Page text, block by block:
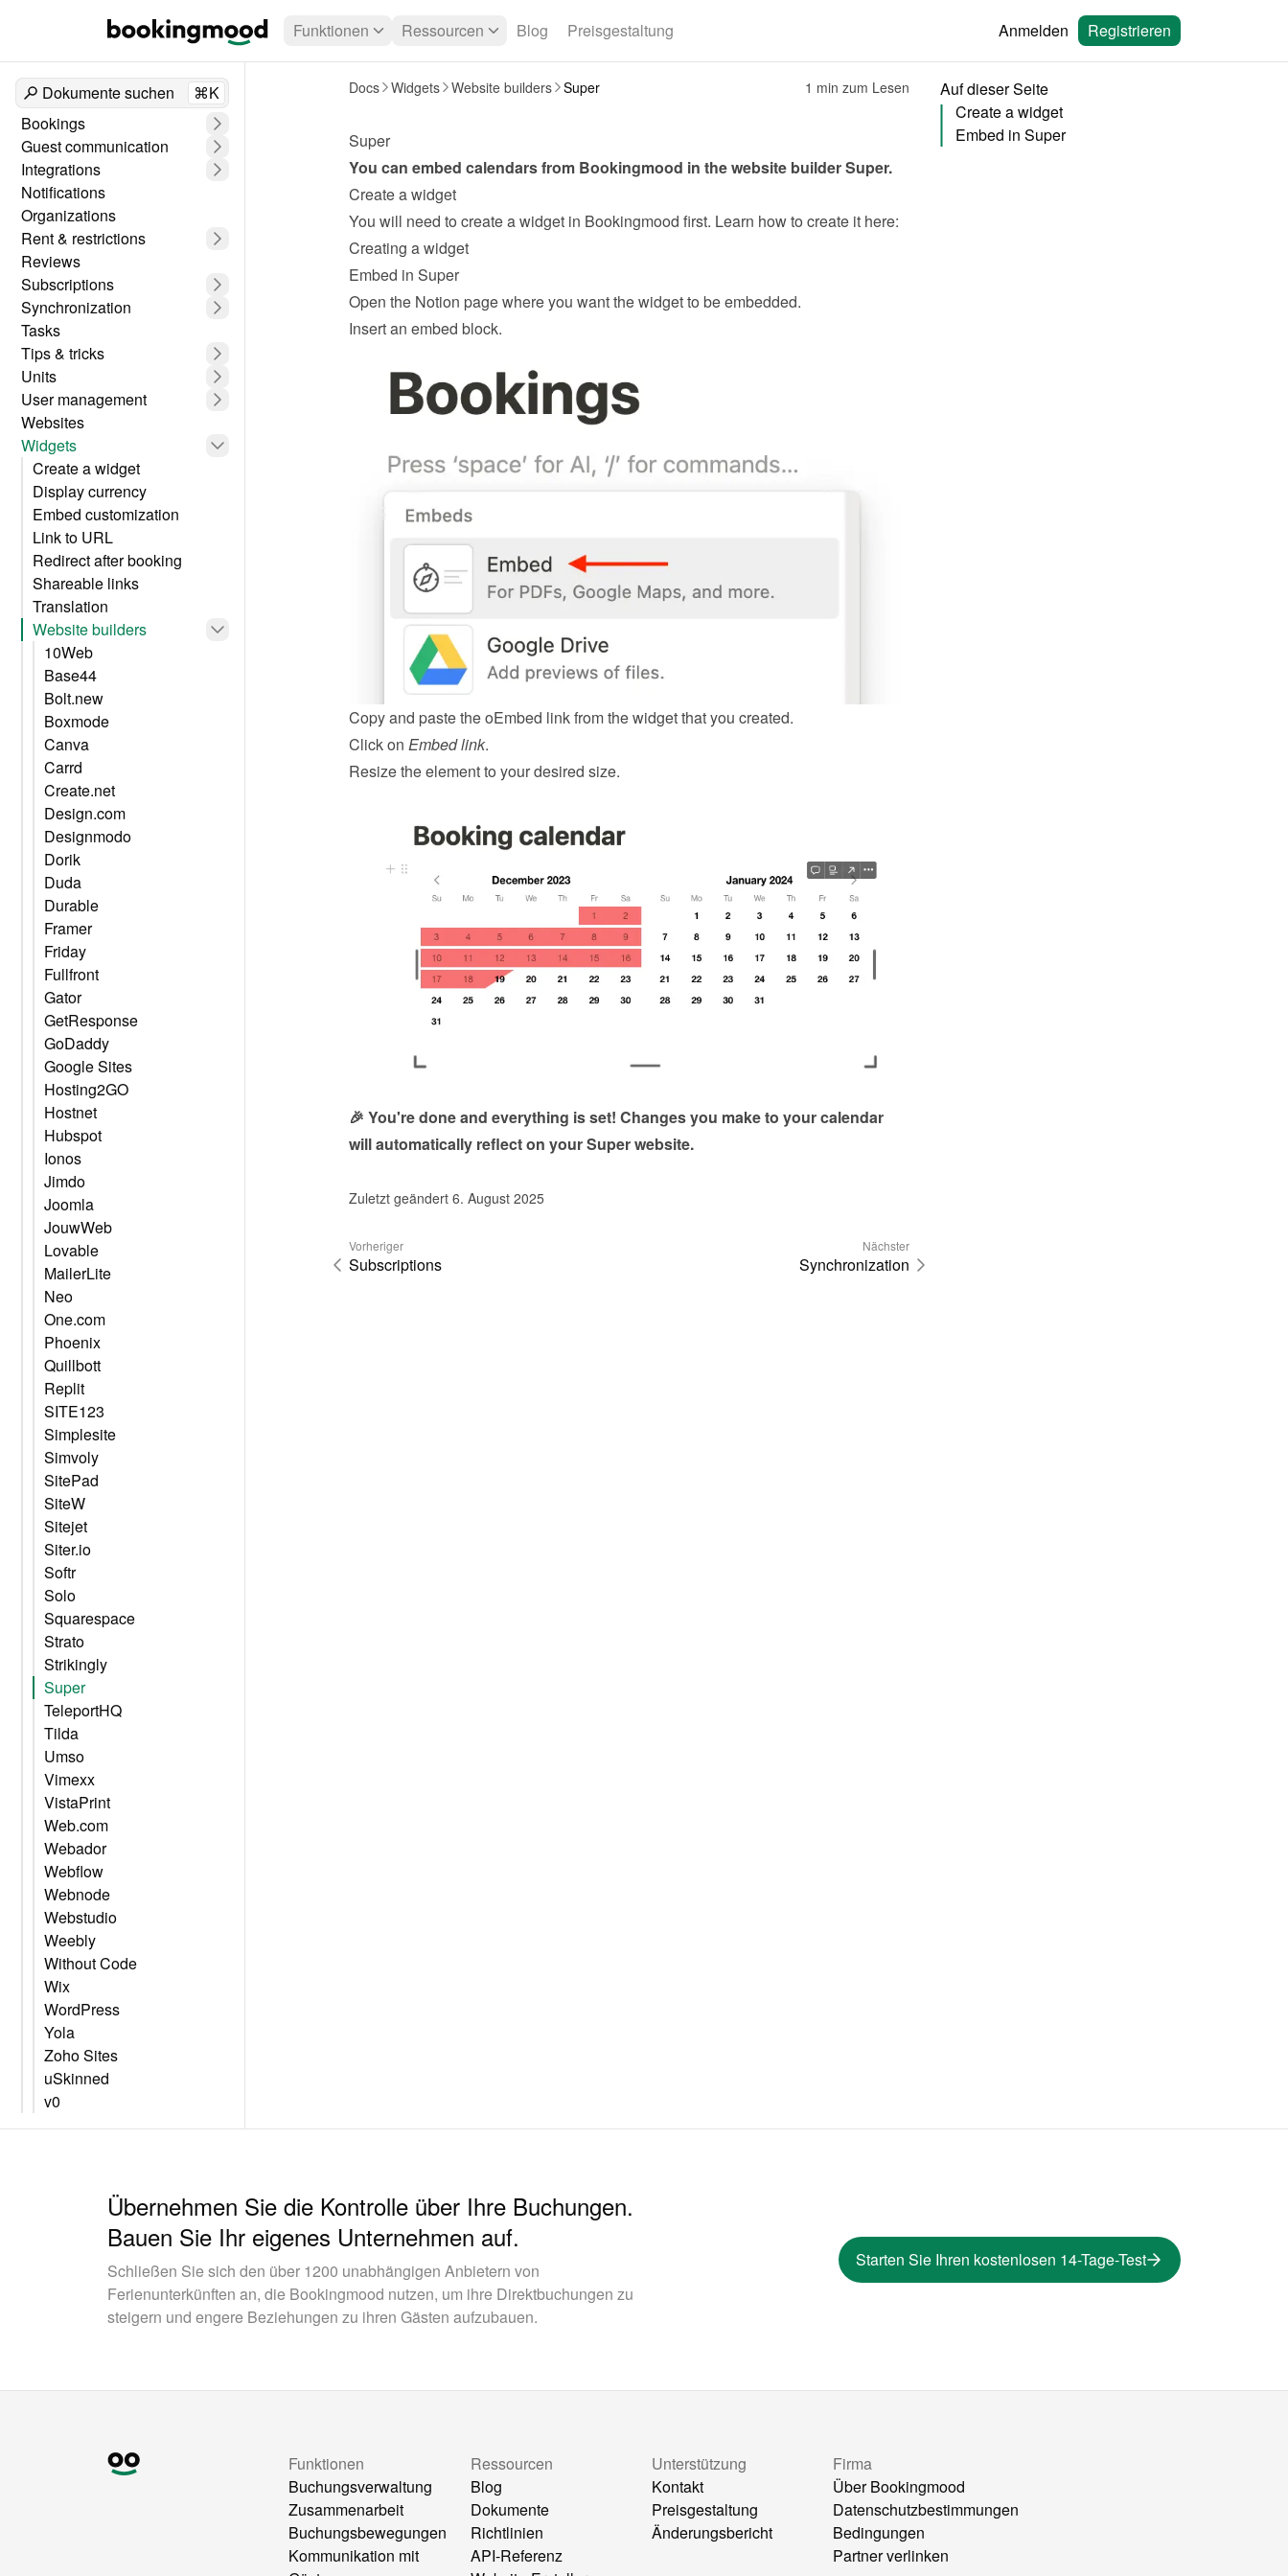
Funktionen Ressourcen Blog Preisgestaltung Anmelden Registrieren
Dokumente suchen
⌘K
Bookings
Guest communication
Integrations
Notifications
Organizations
Rent & restrictions
Reviews
Subscriptions
Synchronization
Tasks
Tips & tricks
Units
User management
Websites
Widgets
Create a widget
Display currency
Embed customization
Link to URL
Redirect after booking
Shareable links
Translation
Website builders
10Web
Base44
Bolt.new
Boxmode
Canva
Carrd
Create.net
Design.com
Designmodo
Dorik
Duda
Durable
Framer
Friday
Fullfront
Gator
GetResponse
GoDaddy
Google Sites
Hosting2GO
Hostnet
Hubspot
Ionos
Jimdo
Joomla
JouwWeb
Lovable
MailerLite
Neo
One.com
Phoenix
Quillbott
Replit
SITE123
Simplesite
Simvoly
SitePad
SiteW
Sitejet
Siter.io
Softr
Solo
Squarespace
Strato
Strikingly
Super
TeleportHQ
Tilda
Umso
Vimexx
VistaPrint
Web.com
Webador
Webflow
Webnode
Webstudio
Weebly
Without Code
Wix
WordPress
Yola
Zoho Sites
uSkinned
v0
Docs Widgets Website builders Super 1 min zum Lesen
Super
You can embed calendars from Bookingmood in the website builder Super.
Create a widget
Creating a widget
Embed in Super
Open the Notion page where you want the widget to be embedded.
Insert an embed block.
Copy and paste the oEmbed link from the widget that you created.
Click on Embed link.
Resize the element to your desired size.
🎉 You're done and everything is set! Changes you make to your calendar
will automatically reflect on your Super website.
Zuletzt geändert 6. August 2025
Vorheriger
Subscriptions
Nächster
Synchronization
Auf dieser Seite
Create a widget
Embed in Super
Übernehmen Sie die Kontrolle über Ihre Buchungen.
Bauen Sie Ihr eigenes Unternehmen auf.
Schließen Sie sich den über 1200 unabhängigen Anbietern von
Ferienunterkünften an, die Bookingmood nutzen, um ihre Direktbuchungen zu
steigern und engere Beziehungen zu ihren Gästen aufzubauen.
Starten Sie Ihren kostenlosen 14-Tage-Test
Funktionen
Buchungsverwaltung
Zusammenarbeit
Buchungsbewegungen
Kommunikation mit
Ressourcen
Blog
Dokumente
Richtlinien
API-Referenz
Unterstützung
Kontakt
Preisgestaltung
Änderungsbericht
Firma
Über Bookingmood
Datenschutzbestimmungen
Bedingungen
Partner verlinken